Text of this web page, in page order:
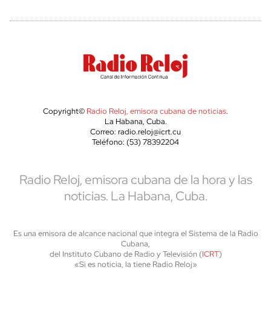
Copyright© Radio Reloj, emisora cubana de noticias.
La Habana, Cuba.
Correo: radio.reloj@icrt.cu
Teléfono: (53) 78392204
Radio Reloj, emisora cubana de la hora y las
noticias. La Habana, Cuba.
Es una emisora de alcance nacional que integra el Sistema de la Radio
Cubana,
del Instituto Cubano de Radio y Televisión (ICRT)
«Si es noticia, la tiene Radio Reloj»